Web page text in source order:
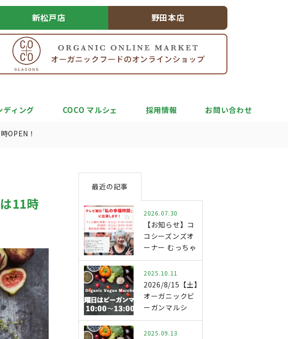
新松戸店 野田本店
ディング COCO マルシェ 採用情報 お問い合わせ
OPEN！
11時
最近の記事
2026.07.30
【お知らせ】コ
コシーズンズオ
ーナー むっちゃ
ん テレビ出…
2025.10.11
2026/8/15【土】
オーガニックビ
ーガンマルシ
ェ．開…
2025.09.13